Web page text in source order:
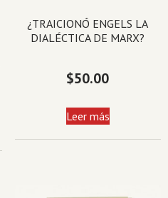
¿TRAICIONÓ ENGELS LA
DIALÉCTICA DE MARX?
$50.00
Leer más